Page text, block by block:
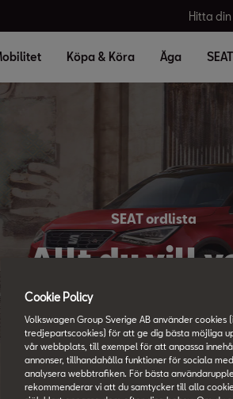
Hitta
Köpa & Köra Äga
SEAT ordlista
Allt du vill
Cookie Policy
Volkswagen Group Sverige AB använder cookies
tredjepartscookies) för att ge dig bästa möjliga
vår webbplats, till exempel för att anpassa
annonser, tillhandahålla funktioner för sociala
analysera webbtrafiken. För bästa
rekommenderar vi att du samtycker till alla